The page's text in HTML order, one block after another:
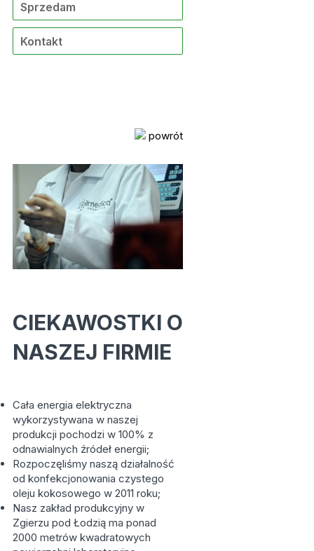
Sprzedam
Kontakt
powrót
CIEKAWOSTKI O
NASZEJ FIRMIE
Cała energia elektryczna
wykorzystywana w naszej
produkcji pochodzi w 100% z
odnawialnych źródeł energii;
Rozpoczęliśmy naszą działalność
od konfekcjonowania czystego
oleju kokosowego w 2011 roku;
Nasz zakład produkcyjny w
Zgierzu pod Łodzią ma ponad
2000 metrów kwadratowych